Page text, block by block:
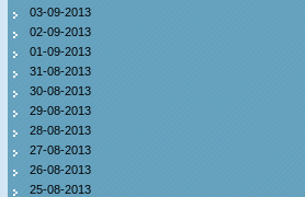
03-09-2013
02-09-2013
01-09-2013
31-08-2013
30-08-2013
29-08-2013
28-08-2013
27-08-2013
26-08-2013
25-08-2013